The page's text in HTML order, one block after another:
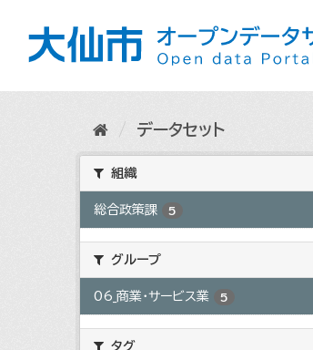
データセット
組織
総合政策課 5
グループ
06_商業・サービス業 5
タグ